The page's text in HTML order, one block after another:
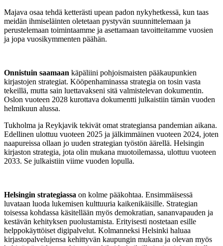
Majava osaa tehdä ketterästi upean padon nykyhetkessä, kun taas
meidän ihmiseläinten oletetaan pystyvän suunnittelemaan ja
perustelemaan toimintaamme ja asettamaan tavoitteitamme vuosien
ja jopa vuosikymmenten päähän.
Onnistuin saamaan käpäliini pohjoismaisten pääkaupunkien
kirjastojen strategiat. Kööpenhaminassa strategia on tosin vasta
tekeillä, mutta sain luettavakseni sitä valmistelevan dokumentin.
Oslon vuoteen 2028 kurottava dokumentti julkaistiin tämän vuoden
helmikuun alussa.
Tukholma ja Reykjavik tekivät omat strategiansa pandemian aikana.
Edellinen ulottuu vuoteen 2025 ja jälkimmäinen vuoteen 2024, joten
naapureissa ollaan jo uuden strategian työstön äärellä. Helsingin
kirjaston strategia, jota olin mukana muotoilemassa, ulottuu vuoteen
2033. Se julkaistiin viime vuoden lopulla.
Helsingin strategiassa on kolme pääkohtaa. Ensimmäisessä
luvataan luoda lukemisen kulttuuria kaikenikäisille. Strategian
toisessa kohdassa käsitellään myös demokratian, sananvapauden ja
kestävän kehityksen puolustamista. Erityisesti nostetaan esille
helppokäyttöiset digipalvelut. Kolmanneksi Helsinki haluaa
kirjastopalvelujensa kehittyvän kaupungin mukana ja olevan myös